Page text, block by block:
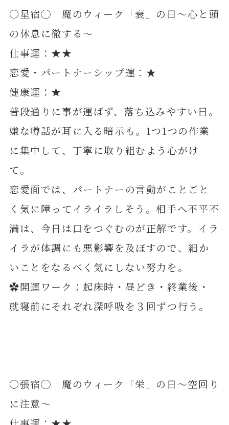
〇星宿◯ 魔のウィーク「衰」の日～心と頭
の休息に徹する～
仕事運：★★
恋愛・パートナーシップ運：★
健康運：★
普段通りに事が運ばず、落ち込みやすい日。
嫌な噂話が耳に入る暗示も。1つ1つの作業
に集中して、丁寧に取り組むよう心がけ
て。
恋愛面では、パートナーの言動がことごと
く気に障ってイライラしそう。相手へ不平不
満は、今日は口をつぐむのが正解です。イラ
イラが体調にも悪影響を及ぼすので、細か
いことをなるべく気にしない努力を。
✿開運ワーク：起床時・昼どき・終業後・
就寝前にそれぞれ深呼吸を３回ずつ行う。
〇張宿◯ 魔のウィーク「栄」の日～空回り
に注意～